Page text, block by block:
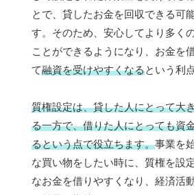
とで、貸したお金を回収できる可
す。そのため、安心してより多く
ことができるようになり、お金を
て融資を受けやすくなるという利
質権設定は、貸した人にとって大
る一方で、借りた人にとっても資
るという点で役立ちます。事業を
な買い物をしたい時に、質権を設
なお金を借りやすくなり、経済活